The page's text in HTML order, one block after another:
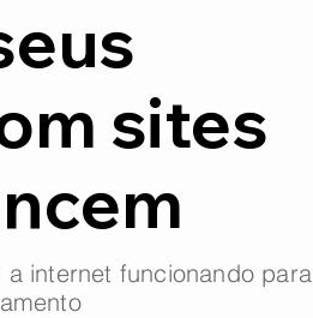
sites
internet funcionando para